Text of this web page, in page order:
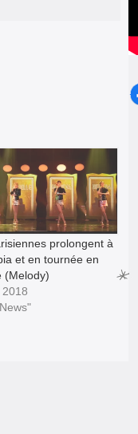
prolongent à
et en tournée en
(Melody)